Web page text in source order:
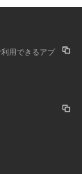
用できるアプ